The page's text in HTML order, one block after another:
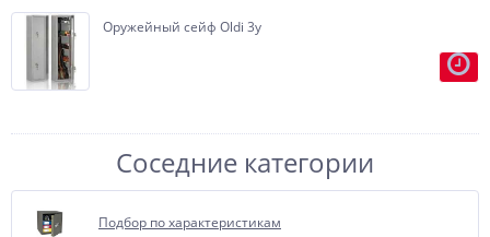
Отделка бархатом или
полюбившиеся, нашими
Оружейный сейф Oldi 3у
Соседние категории
Подбор по характеристикам